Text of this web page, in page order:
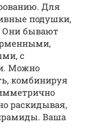
Для
подушки,
Они бывают
с
Можно
комбинируя
раскидывая,
Ваша